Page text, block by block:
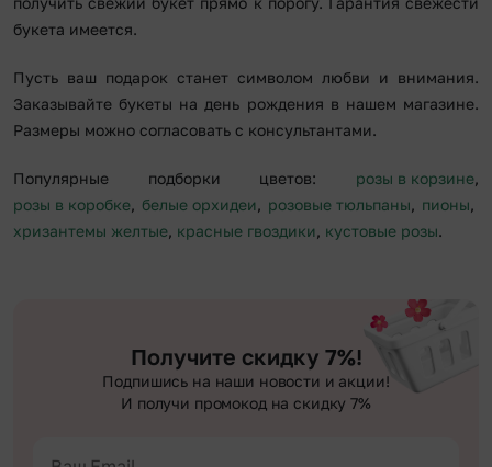
букета имеется.
Пусть ваш подарок станет символом любви и внимания.
Заказывайте букеты на день рождения в нашем магазине.
Размеры можно согласовать с консультантами.
Популярные подборки цветов: розы в корзине,
розы в коробке, белые орхидеи, розовые тюльпаны, пионы,
хризантемы желтые, красные гвоздики, кустовые розы.
Получите скидку 7%!
Подпишись на наши новости и акции!
И получи промокод на скидку 7%